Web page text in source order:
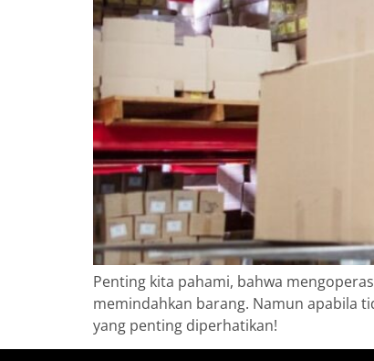
Penting kita pahami, bahwa
memindahkan barang. Namun apabila
yang penting diperhatikan!